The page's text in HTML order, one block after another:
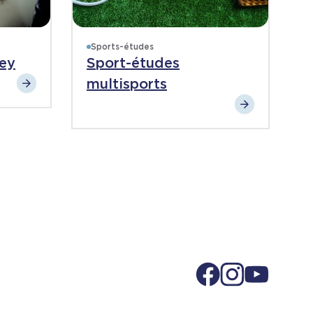
Sports-études
Sport-études
multisports